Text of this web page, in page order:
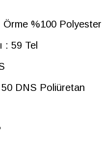
Örme %100 Polyester
: 59 Tel
DNS Poliüretan